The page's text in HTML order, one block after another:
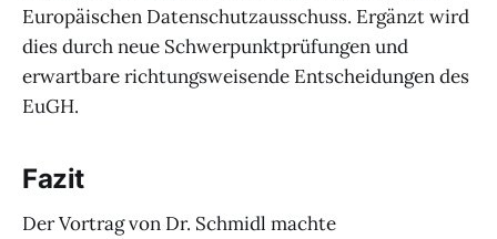
Europäischen Datenschutzausschuss. Ergänzt wird
dies durch neue Schwerpunktprüfungen und
erwartbare richtungsweisende Entscheidungen des
EuGH.
Fazit
Der Vortrag von Dr. Schmidl machte